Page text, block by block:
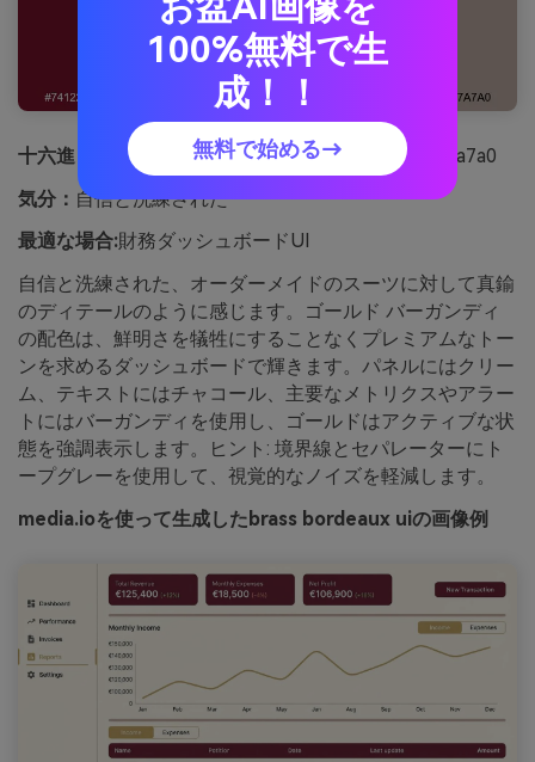
十六進：
#74122a #c59a3a #f6f0e3 #262022 #b7a7a0
気分： 自信と洗練された
最適な場合:財務ダッシュボードUI
自信と洗練された、オーダーメイドのスーツに対して真鍮
のディテールのように感じます。ゴールド バーガンディ
の配色は、鮮明さを犠牲にすることなくプレミアムなトー
ンを求めるダッシュボードで輝きます。パネルにはクリー
ム、テキストにはチャコール、主要なメトリクスやアラー
トにはバーガンディを使用し、ゴールドはアクティブな状
態を強調表示します。ヒント: 境界線とセパレーターにト
ープグレーを使用して、視覚的なノイズを軽減します。
media.ioを使って生成したbrass bordeaux uiの画像例
100%無料で生
成！！
無料で始める→